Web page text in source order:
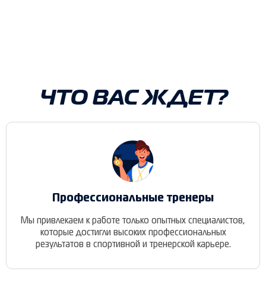
ЧТО ВАС ЖДЕТ?
Профессиональные тренеры
Мы привлекаем к работе только опытных специалистов,
которые достигли высоких профессиональных
результатов в спортивной и тренерской карьере.